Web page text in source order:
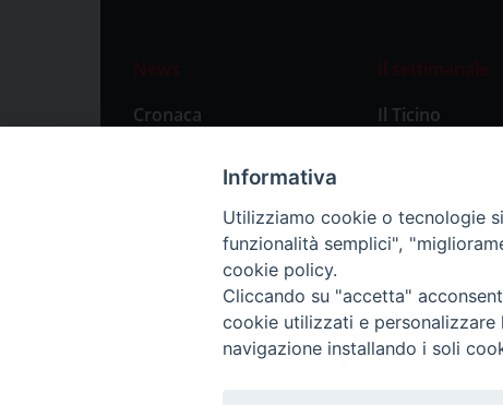
News
Cronaca
Primo Piano
Il settimanale
Il Ticino
Informativa
Utilizziamo cookie o tecnologie
funzionalità semplici",
cookie policy.
Cliccando su "accetta"
cookie utilizzati e
navigazione installando i soli